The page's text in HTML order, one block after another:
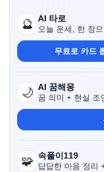
🔮 AI 타로
오늘 운세, 한 장
무료로 카드
🌙 AI 꿈해몽
꿈 의미 + 현실 조
🧩 속풀이119
답답한 마음 정리